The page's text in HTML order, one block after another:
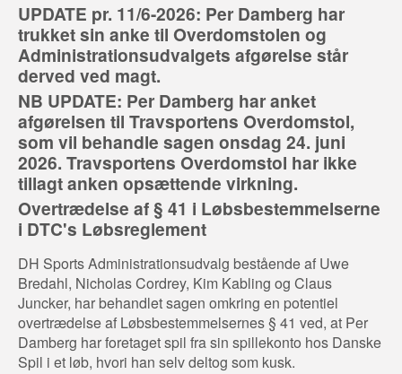
UPDATE pr. 11/6-2026: Per Damberg har
trukket sin anke til Overdomstolen og
Administrationsudvalgets afgørelse står
derved ved magt.
NB UPDATE: Per Damberg har anket
afgørelsen til Travsportens Overdomstol,
som vil behandle sagen onsdag 24. juni
2026. Travsportens Overdomstol har ikke
tillagt anken opsættende virkning.
Overtrædelse af § 41 i Løbsbestemmelserne
i DTC's Løbsreglement
DH Sports Administrationsudvalg bestående af Uwe
Bredahl, Nicholas Cordrey, Kim Kabling og Claus
Juncker, har behandlet sagen omkring en potentiel
overtrædelse af Løbsbestemmelsernes § 41 ved, at Per
Damberg har foretaget spil fra sin spillekonto hos Danske
Spil i et løb, hvori han selv deltog som kusk.